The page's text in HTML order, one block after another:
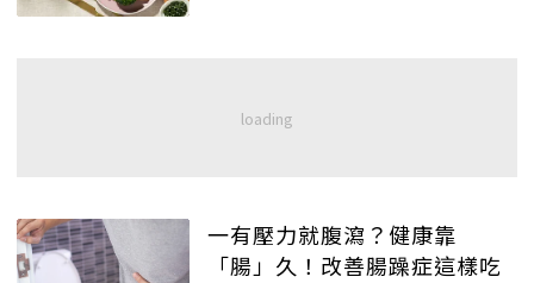
一有壓力就腹瀉？健康靠
「腸」久！改善腸躁症這樣吃